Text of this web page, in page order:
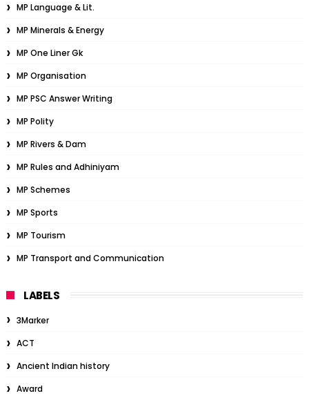
MP Language & Lit.
MP Minerals & Energy
MP One Liner Gk
MP Organisation
MP PSC Answer Writing
MP Polity
MP Rivers & Dam
MP Rules and Adhiniyam
MP Schemes
MP Sports
MP Tourism
MP Transport and Communication
LABELS
3Marker
ACT
Ancient Indian history
Award